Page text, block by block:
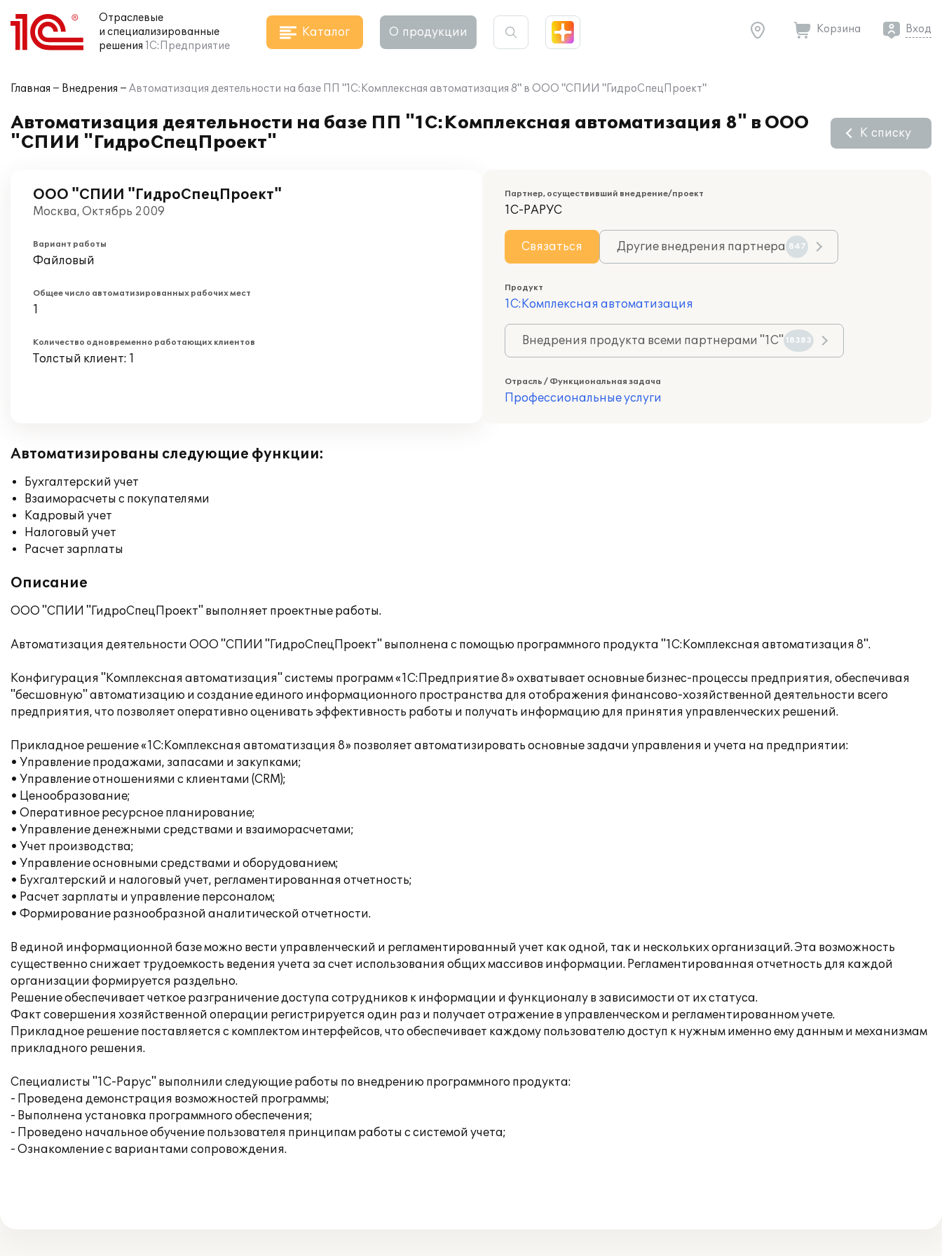
Отраслевые
и специализированные
решения 1С:Предприятие
Каталог О продукции Корзина Вход
Главная Внедрения Автоматизация деятельности на базе ПП "1С:Комплексная автоматизация 8" в ООО "СПИИ "ГидроСпецПроект"
Автоматизация деятельности на базе ПП "1С:Комплексная автоматизация 8" в ООО
"СПИИ "ГидроСпецПроект"
К списку
ООО "СПИИ "ГидроСпецПроект"
Москва, Октябрь 2009
Вариант работы
Файловый
Общее число автоматизированных рабочих мест
1
Количество одновременно работающих клиентов
Толстый клиент: 1
Партнер, осуществивший внедрение/проект
1С-РАРУС
Связаться Другие внедрения партнера 847
Продукт
1С:Комплексная автоматизация
Внедрения продукта всеми партнерами "1С" 18383
Отрасль / Функциональная задача
Профессиональные услуги
Автоматизированы следующие функции:
Бухгалтерский учет
Взаиморасчеты с покупателями
Кадровый учет
Налоговый учет
Расчет зарплаты
Описание
ООО "СПИИ "ГидроСпецПроект" выполняет проектные работы.
Автоматизация деятельности ООО "СПИИ "ГидроСпецПроект" выполнена с помощью программного продукта "1С:Комплексная автоматизация 8".
Конфигурация "Комплексная автоматизация" системы программ «1С:Предприятие 8» охватывает основные бизнес-процессы предприятия, обеспечивая
"бесшовную" автоматизацию и создание единого информационного пространства для отображения финансово-хозяйственной деятельности всего
предприятия, что позволяет оперативно оценивать эффективность работы и получать информацию для принятия управленческих решений.
Прикладное решение «1С:Комплексная автоматизация 8» позволяет автоматизировать основные задачи управления и учета на предприятии:
• Управление продажами, запасами и закупками;
• Управление отношениями с клиентами (CRM);
• Ценообразование;
• Оперативное ресурсное планирование;
• Управление денежными средствами и взаиморасчетами;
• Учет производства;
• Управление основными средствами и оборудованием;
• Бухгалтерский и налоговый учет, регламентированная отчетность;
• Расчет зарплаты и управление персоналом;
• Формирование разнообразной аналитической отчетности.
В единой информационной базе можно вести управленческий и регламентированный учет как одной, так и нескольких организаций. Эта возможность
существенно снижает трудоемкость ведения учета за счет использования общих массивов информации. Регламентированная отчетность для каждой
организации формируется раздельно.
Решение обеспечивает четкое разграничение доступа сотрудников к информации и функционалу в зависимости от их статуса.
Факт совершения хозяйственной операции регистрируется один раз и получает отражение в управленческом и регламентированном учете.
Прикладное решение поставляется с комплектом интерфейсов, что обеспечивает каждому пользователю доступ к нужным именно ему данным и механизмам
прикладного решения.
Специалисты "1С-Рарус" выполнили следующие работы по внедрению программного продукта:
- Проведена демонстрация возможностей программы;
- Выполнена установка программного обеспечения;
- Проведено начальное обучение пользователя принципам работы с системой учета;
- Ознакомление с вариантами сопровождения.